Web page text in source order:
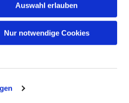
Auswahl erlauben
Nur notwendige Cookies